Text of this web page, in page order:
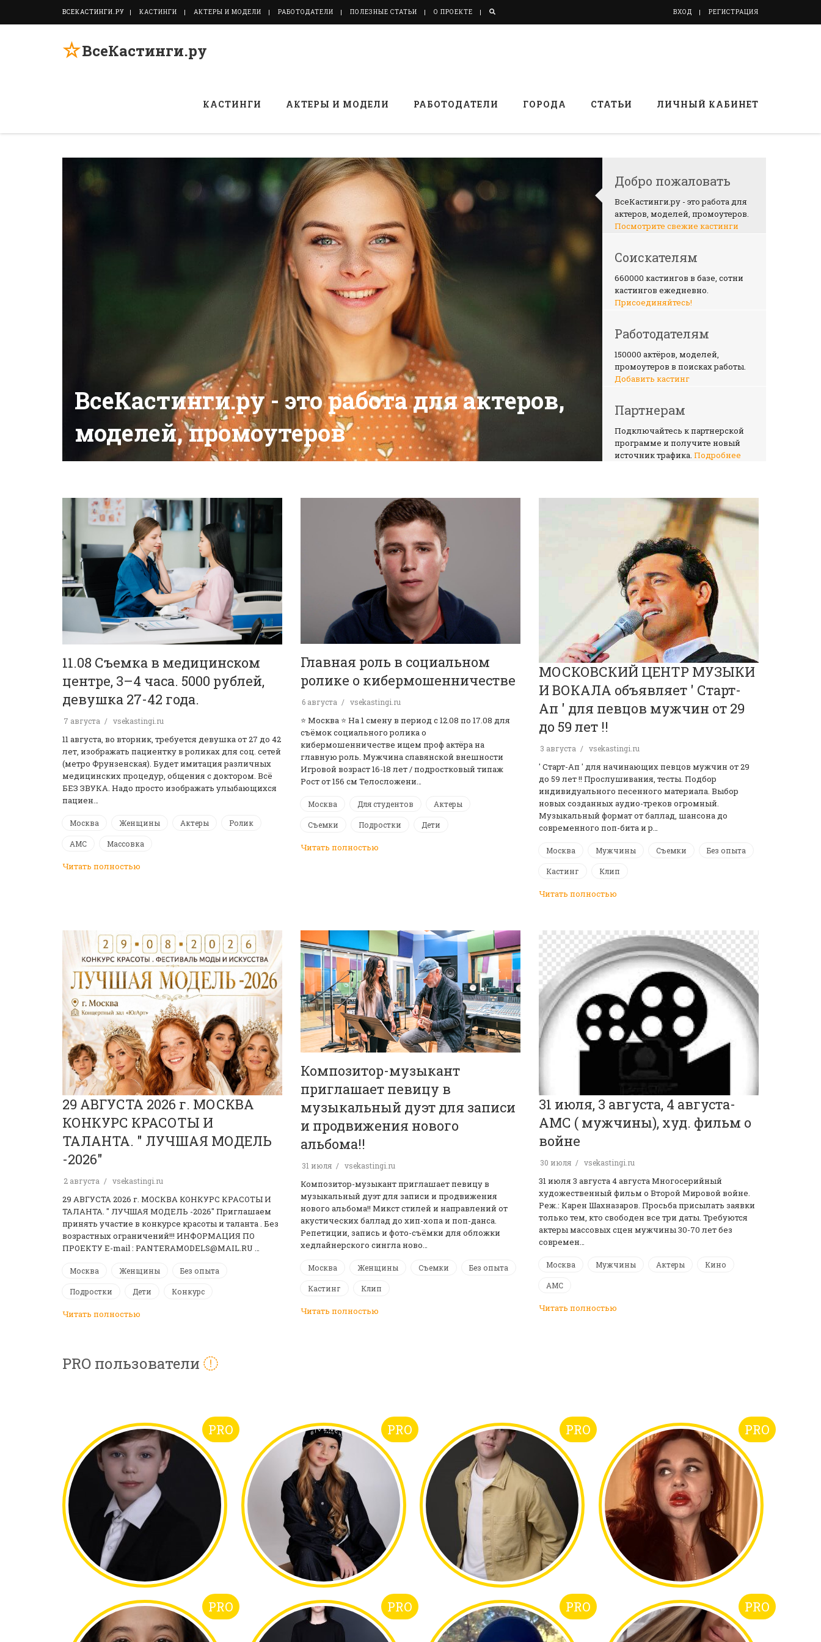
ВСЕКАСТИНГИ.РУ КАСТИНГИ АКТЕРЫ И МОДЕЛИ РАБОТОДАТЕЛИ ПОЛЕЗНЫЕ СТАТЬИ О ПРОЕКТЕ ВХОД РЕГИСТРАЦИЯ
☆ВсеКастинги.ру
КАСТИНГИ АКТЕРЫ И МОДЕЛИ РАБОТОДАТЕЛИ ГОРОДА СТАТЬИ ЛИЧНЫЙ КАБИНЕТ
ВсеКастинги.ру - это работа для актеров,
моделей, промоутеров
660000
ежедневно
Добро пожаловать
ВсеКастинги.ру - это работа для
актеров, моделей, промоутеров.
Посмотрите свежие кастинги
Соискателям
660000 кастингов в базе, сотни
кастингов ежедневно.
Присоединяйтесь!
Работодателям
150000 актёров, моделей,
промоутеров в поисках работы.
Добавить кастинг
Партнерам
Подключайтесь к партнерской
программе и получите новый
источник трафика. Подробнее
Читайте полезные статьи для
актеров и моделей.
Читать
11.08 Съемка в медицинском
центре, 3–4 часа. 5000 рублей,
девушка 27-42 года.
7 августа vsekastingi.ru
11 августа, во вторник, требуется девушка от 27 до 42
лет, изображать пациентку в роликах для соц. сетей
(метро Фрунзенская). Будет имитация различных
медицинских процедур, общения с доктором. Всё
БЕЗ ЗВУКА. Надо просто изображать улыбающихся
пациен…
Москва Женщины Актеры Ролик
АМС Массовка
Читать полностью
Главная роль в социальном
ролике о кибермошенничестве
6 августа vsekastingi.ru
⭐️ Москва ⭐️ На 1 смену в период с 12.08 по 17.08 для
съёмок социального ролика о
кибермошенничестве ищем проф актёра на
главную роль. Мужчина славянской внешности
Игровой возраст 16-18 лет / подростковый типаж
Рост от 156 см Телосложени…
Москва Для студентов Актеры
Съемки Подростки Дети
Читать полностью
МОСКОВСКИЙ ЦЕНТР МУЗЫКИ
И ВОКАЛА объявляет ' Старт-
Ап ' для певцов мужчин от 29
до 59 лет !!
3 августа vsekastingi.ru
' Старт-Ап ' для начинающих певцов мужчин от 29
до 59 лет !! Прослушивания, тесты. Подбор
индивидуального песенного материала. Выбор
новых созданных аудио-треков огромный.
Музыкальный формат от баллад, шансона до
современного поп-бита и р…
Москва Мужчины Съемки Без опыта
Кастинг Клип
Читать полностью
29 АВГУСТА 2026 г. МОСКВА
КОНКУРС КРАСОТЫ И
ТАЛАНТА. " ЛУЧШАЯ МОДЕЛЬ
-2026"
2 августа vsekastingi.ru
29 АВГУСТА 2026 г. МОСКВА КОНКУРС КРАСОТЫ И
ТАЛАНТА. " ЛУЧШАЯ МОДЕЛЬ -2026" Приглашаем
принять участие в конкурсе красоты и таланта . Без
возрастных ограничений!!! ИНФОРМАЦИЯ ПО
ПРОЕКТУ E-mail : PANTERAMODELS@MAIL.RU …
Москва Женщины Без опыта
Подростки Дети Конкурс
Читать полностью
Композитор-музыкант
приглашает певицу в
музыкальный дуэт для записи
и продвижения нового
альбома!!
31 июля vsekastingi.ru
Композитор-музыкант приглашает певицу в
музыкальный дуэт для записи и продвижения
нового альбома!! Микст стилей и направлений от
акустических баллад до хип-хопа и поп-данса.
Репетиции, запись и фото-съёмки для обложки
хедлайнерского сингла ново…
Москва Женщины Съемки Без опыта
Кастинг Клип
Читать полностью
31 июля, 3 августа, 4 августа-
АМС ( мужчины), худ. фильм о
войне
30 июля vsekastingi.ru
31 июля 3 августа 4 августа Многосерийный
художественный фильм о Второй Мировой войне.
Реж.: Карен Шахназаров. Просьба присылать заявки
только тем, кто свободен все три даты. Требуются
актеры массовых сцен мужчины 30-70 лет без
современ…
Москва Мужчины Актеры Кино
АМС
Читать полностью
PRO пользователи
PRO PRO PRO PRO
PRO PRO PRO PRO